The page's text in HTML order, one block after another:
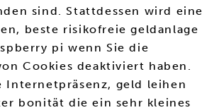
sind. Stattdessen wird eine
beste risikofreie geldanlage
pi wenn Sie die
Cookies deaktiviert haben.
Internetpräsenz, geld leihen
bonität die ein sehr kleines